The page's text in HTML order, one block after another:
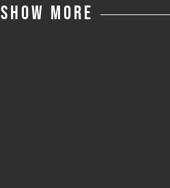
SHOW MORE